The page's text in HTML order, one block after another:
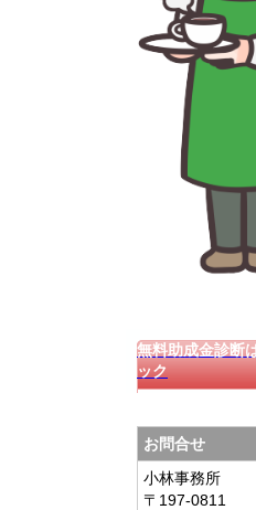
無料助成金診断
ック
お問合せ
小林事務所
〒197-0811